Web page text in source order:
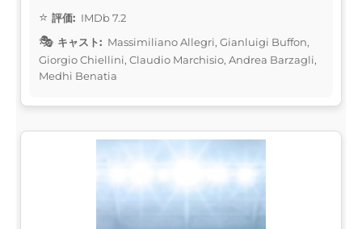
評価: IMDb 7.2
キャスト: Massimiliano Allegri, Gianluigi Buffon,
Giorgio Chiellini, Claudio Marchisio, Andrea Barzagli,
Medhi Benatia